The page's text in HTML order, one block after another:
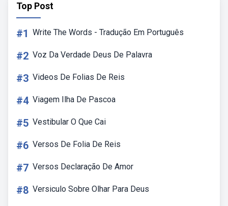
Top Post
#1 Write The Words - Tradução Em Português
#2 Voz Da Verdade Deus De Palavra
#3 Videos De Folias De Reis
#4 Viagem Ilha De Pascoa
#5 Vestibular O Que Cai
#6 Versos De Folia De Reis
#7 Versos Declaração De Amor
#8 Versiculo Sobre Olhar Para Deus